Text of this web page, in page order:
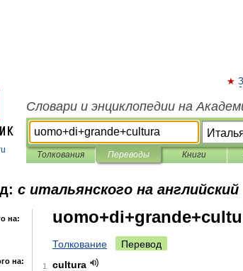
Словари и энциклопедии на
Толкования Переводы Книги
с итальянского на английский
на:
на:
Толкование Перевод
1
cultura